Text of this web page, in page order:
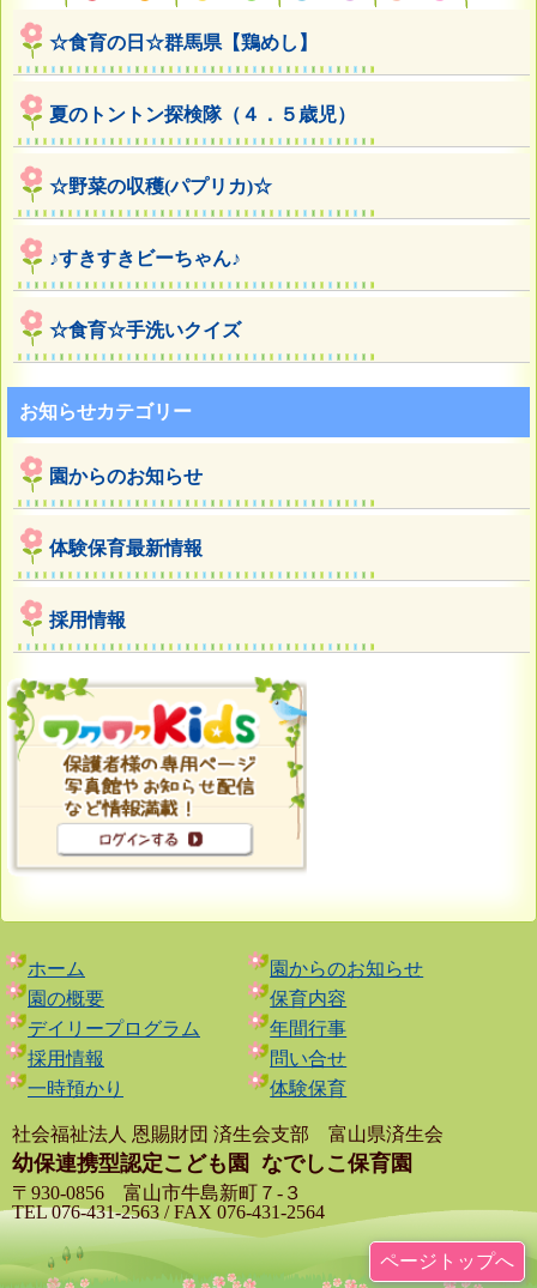
☆食育の日☆群馬県【鶏めし】
夏のトントン探検隊（４．５歳児）
☆野菜の収穫(パプリカ)☆
♪すきすきビーちゃん♪
☆食育☆手洗いクイズ
お知らせカテゴリー
園からのお知らせ
体験保育最新情報
採用情報
ページトップへ
ホーム
園からのお知らせ
園の概要
保育内容
デイリープログラム
年間行事
採用情報
問い合せ
一時預かり
体験保育
社会福祉法人 恩賜財団 済生会支部 富山県済生会
幼保連携型認定こども園 なでしこ保育園
〒930-0856 富山市牛島新町７-３
TEL 076-431-2563 / FAX 076-431-2564